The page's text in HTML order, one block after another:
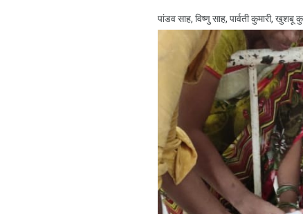
पांडव साह, विष्णु साह, पार्वती कुमारी, खुशबू